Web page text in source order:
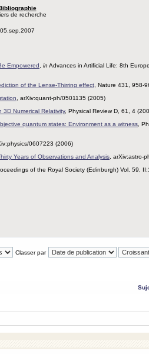
de recherche
05.sep.2007
Empowered in Advances in Artificial Life: 8th
of the Lense-Thirring effect , Nature 431, 958-
, arXiv:quant-ph/0501135 (2005)
Numerical Relativity, Physical Review D, 61, 4
quantum states: Environment as a witness ,
0607223 (2006)
Years of Observations and Analysis , arXiv:astro-
of the Royal Society (Edinburgh) Vol. 59,
Classer par